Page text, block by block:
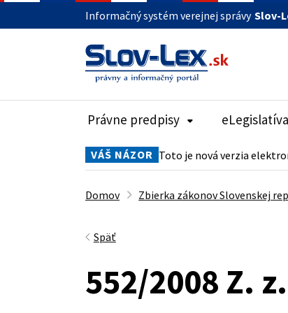
Informačný systém verejnej správy Slov-
Právne predpisy eLegislatíva
VÁŠ NÁZOR Toto je nová verzia
Domov Zbierka zákonov Slovenskej
Späť
552/2008 Z. z.